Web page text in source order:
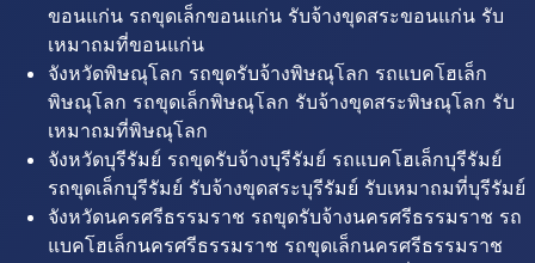
ขอนแก่น รถขุดเล็กขอนแก่น รับจ้างขุดสระขอนแก่น รับ
เหมาถมที่ขอนแก่น
จังหวัดพิษณุโลก รถขุดรับจ้างพิษณุโลก รถแบคโฮเล็ก
พิษณุโลก รถขุดเล็กพิษณุโลก รับจ้างขุดสระพิษณุโลก รับ
เหมาถมที่พิษณุโลก
จังหวัดบุรีรัมย์ รถขุดรับจ้างบุรีรัมย์ รถแบคโฮเล็กบุรีรัมย์
รถขุดเล็กบุรีรัมย์ รับจ้างขุดสระบุรีรัมย์ รับเหมาถมที่บุรีรัมย์
จังหวัดนครศรีธรรมราช รถขุดรับจ้างนครศรีธรรมราช รถ
แบคโฮเล็กนครศรีธรรมราช รถขุดเล็กนครศรีธรรมราช